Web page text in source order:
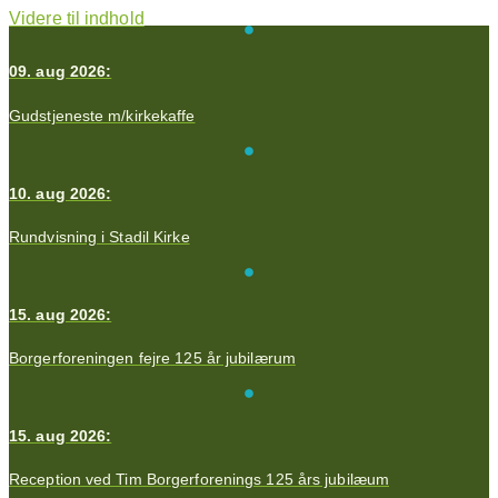
Videre til indhold
09. aug 2026:
Gudstjeneste m/kirkekaffe
10. aug 2026:
Rundvisning i Stadil Kirke
15. aug 2026:
Borgerforeningen fejre 125 år jubilærum
15. aug 2026:
Reception ved Tim Borgerforenings 125 års jubilæum